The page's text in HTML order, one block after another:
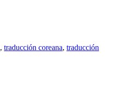
, traducción coreana, traducción